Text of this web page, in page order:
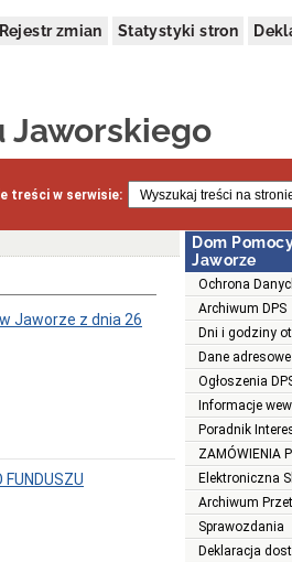
Rejestr zmian Statystyki stron
Jaworskiego
treści w serwisie:
Jaworze z dnia 26
FUNDUSZU
Dom
Jaworze
Ochrona
Archiwum DPS
Dni i godziny
Dane
Ogłoszenia
Informacje
Poradnik
ZAMÓWIENIA
Elektroniczna
Archiwum
Sprawozdania
Deklaracja